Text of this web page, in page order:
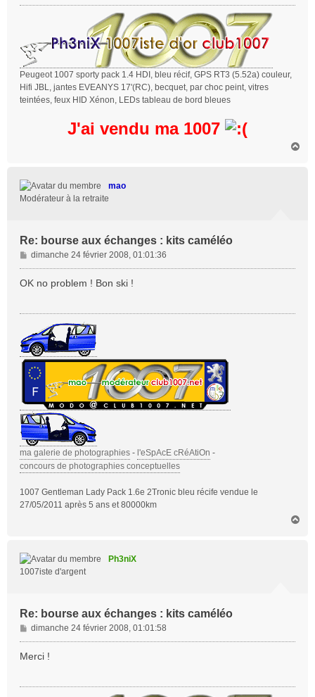
Peugeot 1007 sporty pack 1.4 HDI, bleu récif, GPS RT3 (5.52a) couleur,
Hifi JBL, jantes EVEANYS 17'(RC), becquet, par choc peint, vitres
teintées, feux HID Xénon, LEDs tableau de bord bleues
J'ai vendu ma 1007
mao
Modérateur à la retraite
Re: bourse aux échanges : kits caméléo
M
e
s
dimanche 24 février 2008, 01:01:36
OK no problem ! Bon ski !
ma galerie de photographies - l'eSpAcE cRéAtiOn -
concours de photographies conceptuelles
1007 Gentleman Lady Pack 1.6e 2Tronic bleu récife vendue le
27/05/2011 après 5 ans et 80000km
Ph3niX
1007iste d'argent
Re: bourse aux échanges : kits caméléo
M
e
s
dimanche 24 février 2008, 01:01:58
Merci !